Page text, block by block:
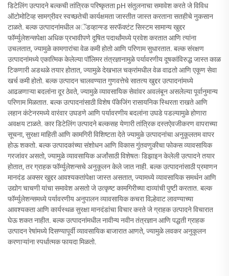
डिटेलिंग उत्पादने बल्कची तांत्रिक परिष्कृतता pH संतुलनाचा समावेश करते जे विविध
ऑटोमोटिव्ह सामग्रीवर स्वच्छतेची कार्यक्षमता जास्तीत जास्त करताना सतहीचे नुकसान
टाळते. बल्क उत्पादनांमधील अॅडव्हान्स्ड सरफॅक्टंट सिस्टम सामान्य खुद्दर
फॉर्म्युलेशन्सपेक्षा अधिक प्रभावीपणे दूषित पदार्थांमध्ये प्रवेश करतात आणि त्यांना
उचलतात, ज्यामुळे कामगारांचा वेळ कमी होतो आणि परिणाम सुधारतात. बल्क संरक्षण
उत्पादनांमध्ये एकात्मिक केलेल्या पॉलिमर तंत्रज्ञानामुळे पर्यावरणीय दूषकांविरुद्ध जास्त काळ
टिकणारी अडथळे तयार होतात, ज्यामुळे देखभाल चक्रांमधील वेळ वाढतो आणि एकूण सेवा
खर्च कमी होतो. बल्क उत्पादन चालवण्यात गुणवत्तेचे सातत्य खुद्दर उत्पादनांमध्ये
आढळणाऱ्या बदलांना दूर ठेवते, ज्यामुळे व्यावसायिक सेवांवर अवलंबून असलेल्या पूर्वानुमान्य
परिणाम मिळतात. बल्क उत्पादनांसाठी विशेष पॅकेजिंग रासायनिक स्थिरता राखते आणि
लहान कंटेनरमध्ये वारंवार उघडणे आणि पर्यावरणीय बदलांना उघडे पडल्यामुळे होणारा
अवक्षय टाळते. कार डिटेलिंग उत्पादने बल्कसह येणारी तांत्रिक दस्तऐवजीकरण वापराच्या
सूचना, सुरक्षा माहिती आणि कामगिरी विशिष्टता देते ज्यामुळे उत्पादनांचा अनुकूलतम वापर
होऊ शकतो. बल्क उत्पादकांच्या संशोधन आणि विकास गुंतवणुकीचा फोकस व्यावसायिक
गरजांवर असतो, ज्यामुळे व्यावसायिक अर्जांसाठी विशेषतः डिझाइन केलेली उत्पादने तयार
होतात, तर ग्राहक फॉर्म्युलेशन्सचे अनुकूलन केले जात नाही. बल्क उत्पादनांसाठी प्रमाणन
मानदंड अक्सर खुद्दर आवश्यकतांपेक्षा जास्त असतात, ज्यामध्ये व्यावसायिक समर्थन आणि
उद्योग चाचणी यांचा समावेश असतो जे उत्कृष्ट कामगिरीच्या दाव्यांची पुष्टी करतात. बल्क
फॉर्म्युलेशन्समध्ये पर्यावरणीय अनुपालन व्यावसायिक कचरा विल्हेवाट लावण्याच्या
आवश्यकता आणि कार्यस्थळ सुरक्षा मानदंडांचा विचार करते जे ग्राहक उत्पादने विचारात
घेऊ शकत नाहीत. बल्क उत्पादनांमधील नावीन्य नवीन तंत्रज्ञान आणि पद्धती ग्राहक
उत्पादन रेषांमध्ये दिसण्यापूर्वी व्यावसायिक बाजारात आणते, ज्यामुळे लवकर अनुकूलन
करणाऱ्यांना स्पर्धात्मक फायदा मिळतो.